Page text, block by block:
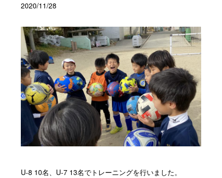
2020/11/28
U-8 10名、U-7 13名でトレーニングを行いました。